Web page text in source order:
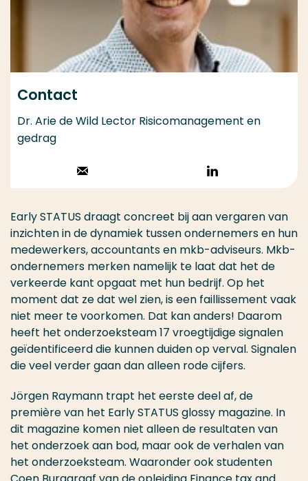
Contact
Dr. Arie de Wild Lector Risicomanagement en
gedrag
Stuur een email
Volg op
LinkedIn
Early STATUS draagt concreet bij aan vergaren van
inzichten in de dynamiek tussen ondernemers en hun
medewerkers, accountants en mkb-adviseurs. Mkb-
ondernemers merken namelijk te laat dat het de
verkeerde kant opgaat met hun bedrijf. Op het
moment dat ze dat wel zien, is een faillissement vaak
niet meer te voorkomen. Dat kan anders! Daarom
heeft het onderzoeksteam 17 vroegtijdige signalen
geïdentificeerd die kunnen duiden op verval. Signalen
die veel verder gaan dan alleen rode cijfers.
Jörgen Raymann trapt het eerste deel af, de
première van het Early STATUS glossy magazine. In
dit magazine komen niet alleen de resultaten van
het onderzoek aan bod, maar ook de verhalen van
het onderzoeksteam. Waaronder ook studenten